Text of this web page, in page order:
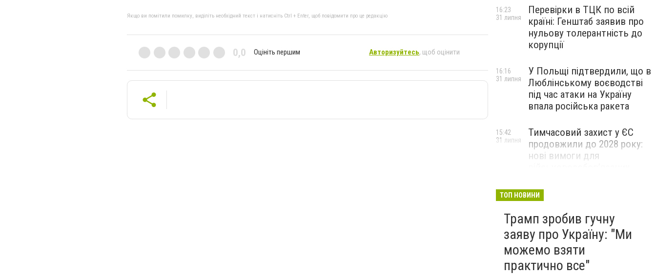
Якщо ви помітили помилку, виділіть необхідний текст і натисніть Ctrl + Enter, щоб повідомити про це редакцію
0,0 Оцініть першим Авторизуйтесь, щоб оцінити
Перевірки в ТЦК по всій
країні: Генштаб заявив про
нульову толерантність до
корупції
16:23
31 липня
У Польщі підтвердили, що в
Люблінському воєводстві
під час атаки на Україну
впала російська ракета
16:16
31 липня
Тимчасовий захист у ЄС
продовжили до 2028 року:
нові вимоги для
15:42
31 липня
ТОП НОВИНИ
Трамп зробив гучну
заяву про Україну: "Ми
можемо взяти
практично все"